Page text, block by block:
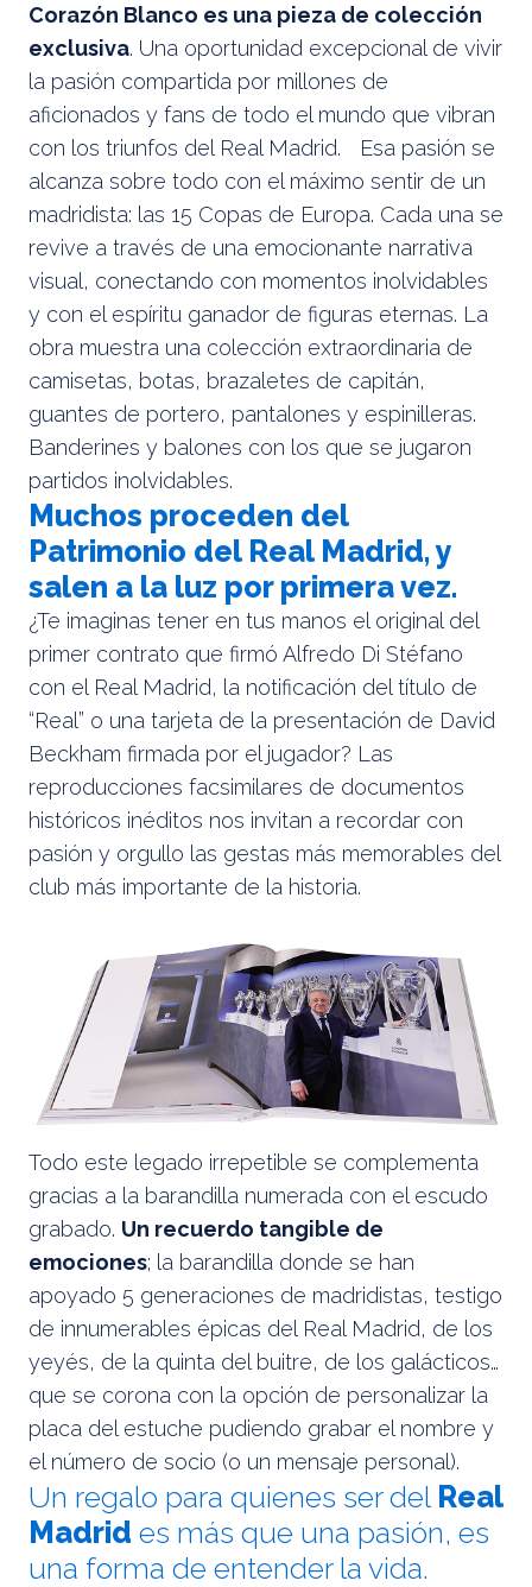
Corazón Blanco es una pieza de colección
exclusiva. Una oportunidad excepcional de vivir
la pasión compartida por millones de
aficionados y fans de todo el mundo que vibran
con los triunfos del Real Madrid. Esa pasión se
alcanza sobre todo con el máximo sentir de un
madridista: las 15 Copas de Europa. Cada una se
revive a través de una emocionante narrativa
visual, conectando con momentos inolvidables
y con el espíritu ganador de figuras eternas. La
obra muestra una colección extraordinaria de
camisetas, botas, brazaletes de capitán,
guantes de portero, pantalones y espinilleras.
Banderines y balones con los que se jugaron
partidos inolvidables.
Muchos proceden del
Patrimonio del Real Madrid, y
salen a la luz por primera vez.
¿Te imaginas tener en tus manos el original del
primer contrato que firmó Alfredo Di Stéfano
con el Real Madrid, la notificación del título de
“Real” o una tarjeta de la presentación de David
Beckham firmada por el jugador? Las
reproducciones facsimilares de documentos
históricos inéditos nos invitan a recordar con
pasión y orgullo las gestas más memorables del
club más importante de la historia.
Todo este legado irrepetible se complementa
gracias a la barandilla numerada con el escudo
grabado. Un recuerdo tangible de
emociones; la barandilla donde se han
apoyado 5 generaciones de madridistas, testigo
de innumerables épicas del Real Madrid, de los
yeyés, de la quinta del buitre, de los galácticos…
que se corona con la opción de personalizar la
placa del estuche pudiendo grabar el nombre y
el número de socio (o un mensaje personal).
Un regalo para quienes ser del Real
Madrid es más que una pasión, es
una forma de entender la vida.